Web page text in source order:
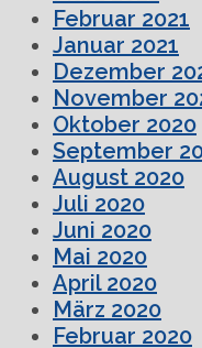
Februar 2021
Januar 2021
Dezember
November
Oktober 2020
September
August 2020
Juli 2020
Juni 2020
Mai 2020
April 2020
März 2020
Februar 2020